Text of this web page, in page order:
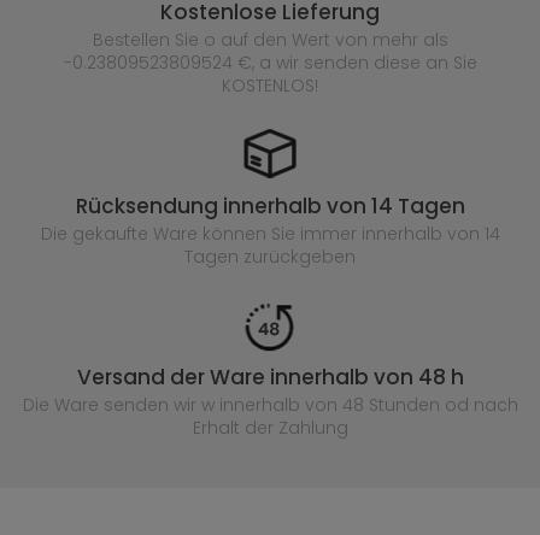
Kostenlose Lieferung
Bestellen Sie o auf den Wert von mehr als
-0.23809523809524 €, a wir senden diese an Sie
KOSTENLOS!
Rücksendung innerhalb von 14 Tagen
Die gekaufte Ware können Sie immer innerhalb von 14
Tagen zurückgeben
Versand der Ware innerhalb von 48 h
Die Ware senden wir w innerhalb von 48 Stunden od nach
Erhalt der Zahlung